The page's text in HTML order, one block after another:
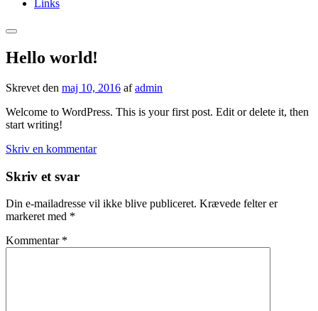
Links
Søg
Hello world!
Skrevet den maj 10, 2016 afadmin
Welcome to WordPress. This is your first post. Edit or delete it, then
start writing!
Skriv en kommentar
Skriv et svar
Din e-mailadresse vil ikke blive publiceret. Krævede felter er
markeret med *
Kommentar *